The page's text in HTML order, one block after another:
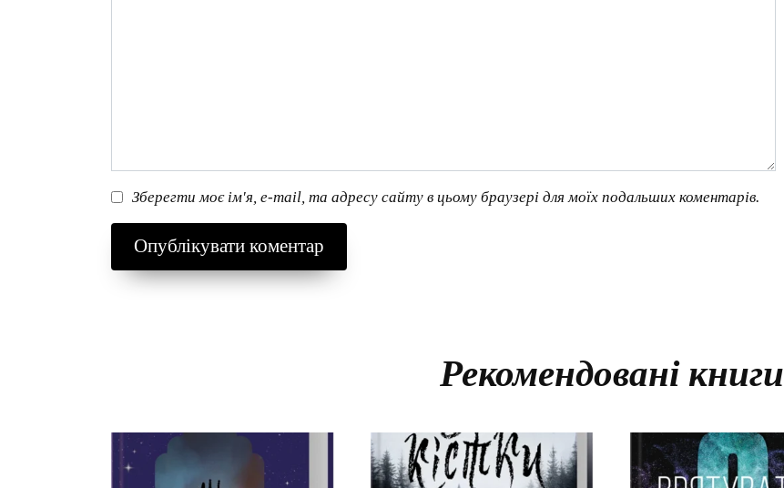
Зберегти моє ім'я, e-mail, та адресу сайту в цьому браузері для моїх подальших коментарів.
Рекомендовані книги